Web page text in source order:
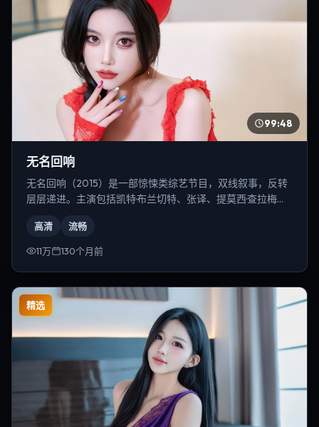
99:48
无名回响
无名回响（2015）是一部惊悚类综艺节目，双线叙事，反转
层层递进。主演包括凯特·布兰切特、张译、提莫西·查拉梅
高清 流畅
11万 130个月前
精选